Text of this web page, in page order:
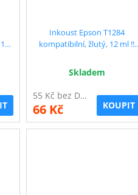
Inkoust Epson T1284
kompatibilní, žlutý, 12 ml !!
Skladem
55 Kč bez DPH
66 Kč KOUPIT